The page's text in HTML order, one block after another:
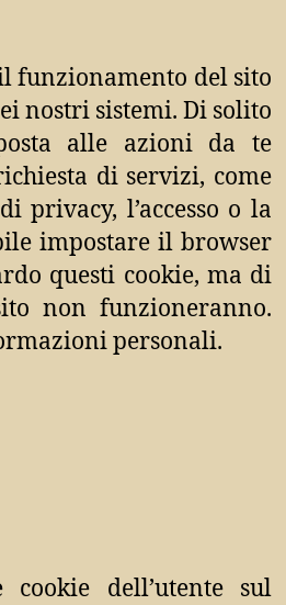
funzionamento del sito
nostri sistemi. Di solito
alle azioni da te
di servizi, come
privacy, l’accesso o la
impostare il browser
questi cookie, ma di
non funzioneranno.
personali.
cookie dell’utente sul